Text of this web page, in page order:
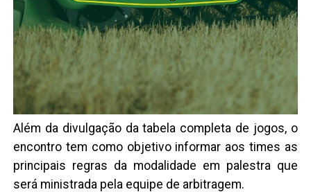
Além da divulgação da tabela completa de jogos, o
encontro tem como objetivo informar aos times as
principais regras da modalidade em palestra que
será ministrada pela equipe de arbitragem.